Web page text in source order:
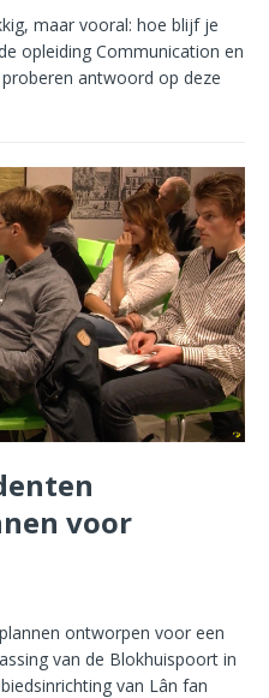
maar vooral: hoe blijf je
opleiding Communication en
antwoord op deze
voor
ontworpen voor een
van de Blokhuispoort in
van Lân fan